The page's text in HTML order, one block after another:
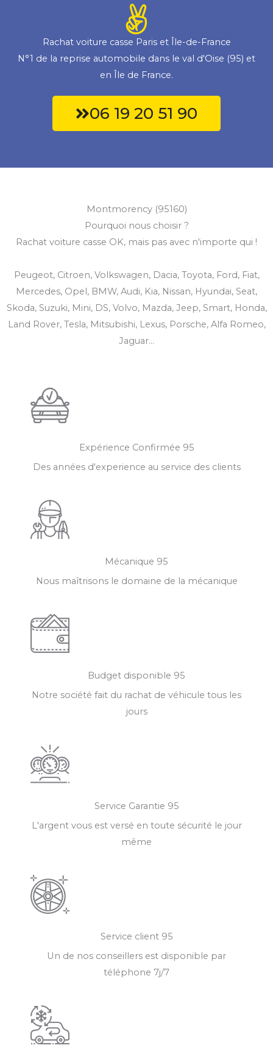
Rachat voiture casse Paris et Île-de-France
N°1 de la reprise automobile dans le val d'Oise (95) et
en Île de France.
06 19 20 51 90
Montmorency (95160)
Pourquoi nous choisir ?
Rachat voiture casse OK, mais pas avec n'importe qui !
Peugeot, Citroen, Volkswagen, Dacia, Toyota, Ford, Fiat,
Mercedes, Opel, BMW, Audi, Kia, Nissan, Hyundai, Seat,
Skoda, Suzuki, Mini, DS, Volvo, Mazda, Jeep, Smart, Honda,
Land Rover, Tesla, Mitsubishi, Lexus, Porsche, Alfa Romeo,
Jaguar...
Expérience Confirmée​ 95
Des années d'experience au service des clients​
Mécanique 95
Nous maîtrisons le domaine de la mécanique
Budget disponible 95
Notre société fait du rachat de véhicule tous les
jours
Service Garantie 95
L'argent vous est versé en toute sécurité le jour
même
Service client 95
Un de nos conseillers est disponible par
téléphone 7j/7